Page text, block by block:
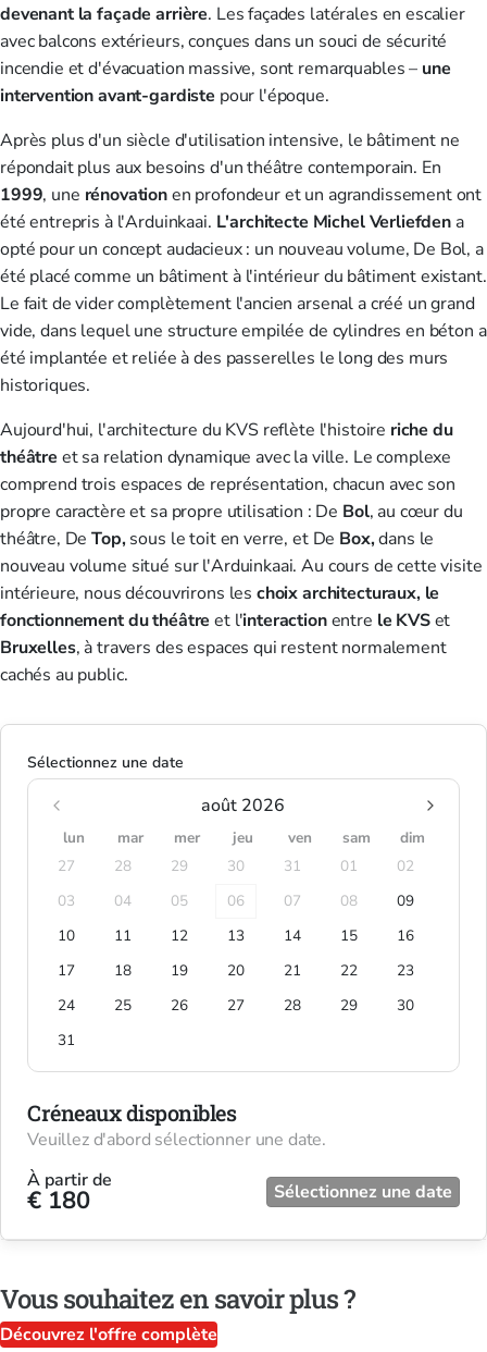
devenant la façade arrière. Les façades latérales en escalier
avec balcons extérieurs, conçues dans un souci de sécurité
incendie et d'évacuation massive, sont remarquables – une
intervention avant-gardiste pour l'époque.
Après plus d'un siècle d'utilisation intensive, le bâtiment ne
répondait plus aux besoins d'un théâtre contemporain. En
1999, une rénovationen profondeur et un agrandissement ont
été entrepris à l'Arduinkaai. L'architecte Michel Verliefden a
opté pour un concept audacieux : un nouveau volume, De Bol, a
été placé comme un bâtiment à l'intérieur du bâtiment existant.
Le fait de vider complètement l'ancien arsenal a créé un grand
vide, dans lequel une structure empilée de cylindres en béton a
été implantée et reliée à des passerelles le long des murs
historiques.
Aujourd'hui, l'architecture du KVS reflète l'histoire riche du
théâtre et sa relation dynamique avec la ville. Le complexe
comprend trois espaces de représentation, chacun avec son
propre caractère et sa propre utilisation : De Bol, au cœur du
théâtre, DeTop,sous le toit en verre, et De Box,dans le
nouveau volume situé sur l'Arduinkaai. Au cours de cette visite
intérieure, nous découvrirons les choix architecturaux, le
fonctionnement du théâtre et l'interactionentre le KVSet
Bruxelles, à travers des espaces qui restent normalement
cachés au public.
Sélectionnez une date
août 2026
lun mar mer jeu ven sam
dim
27
28 29 30 31 01
02
03
04 05 06 07 08
09
10
11 12 13 14 15
16
17
18 19 20 21 22
23
24
25 26 27 28 29
30
31
Créneaux disponibles
Veuillez d'abord sélectionner une date.
À partir de
€ 180 Sélectionnez une date
Vous souhaitez en savoir plus ?
Découvrez l'offre complète